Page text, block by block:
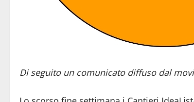
Di seguito un comunicato diffuso dal